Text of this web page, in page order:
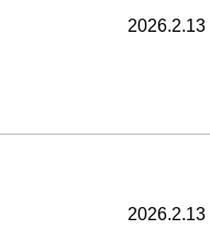
2026.2.13
2026.2.13